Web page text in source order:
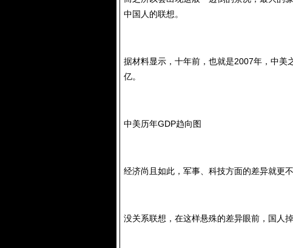
中国人的联想。
据材料显示，十年前，也就是2007年，中美
亿。
中美历年GDP趋向图
经济尚且如此，军事、科技方面的差异就更不
没关系联想，在这样悬殊的差异眼前，国人